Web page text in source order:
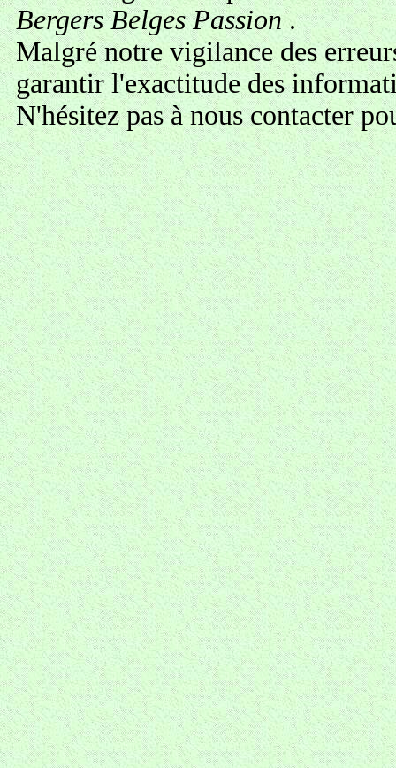
Bergers Belges Passion.
Malgré notre vigilance des
garantir l'exactitude des
N'hésitez pas ànous contacter